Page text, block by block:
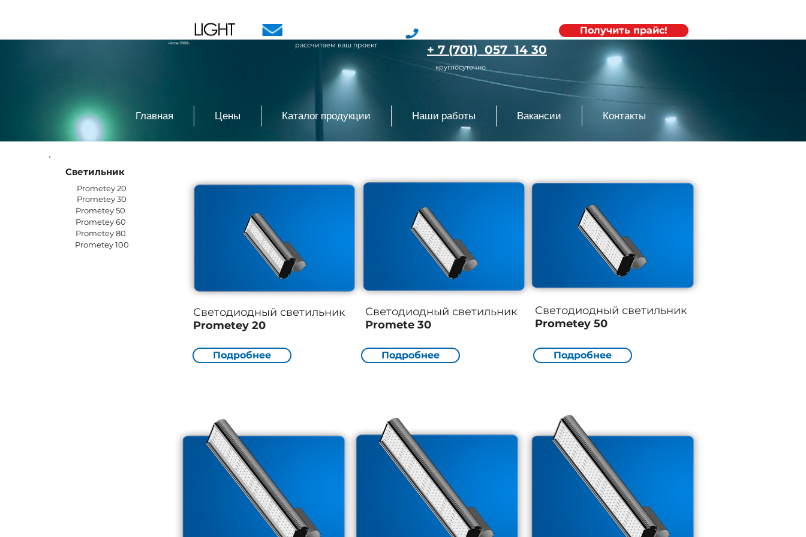
рассчитаем ваш проект
Получить прайс!
+ 7 (701) 057 14 30
круглосуточно
Главная Цены Каталог продукции Наши работы Вакансии Контакты
Светильник
Prometey 30
Prometey 20
Prometey 50
Prometey 60
Prometey 80
Prometey 100
Светодиодный светильник
Prometey 20
Светодиодный светильник
Promete 30
Светодиодный светильник
Prometey 50
Подробнее Подробнее Подробнее